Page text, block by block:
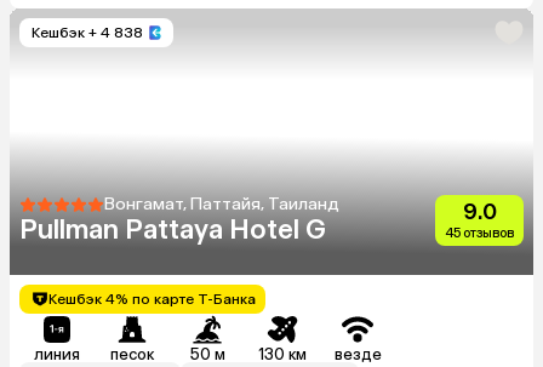
Кешбэк + 4 838
Вонгамат, Паттайя, Таиланд
Pullman Pattaya Hotel G
9.0
45 отзывов
Кешбэк 4% по карте Т-Банка
линия песок 50 м 130 км везде